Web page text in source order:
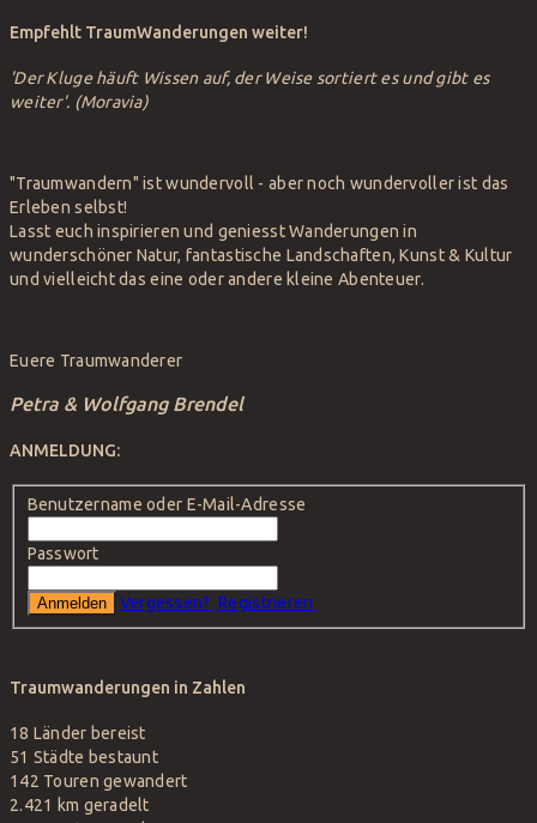
Empfehlt TraumWanderungen weiter!
'Der Kluge häuft Wissen auf, der Weise sortiert es und gibt es
weiter'. (Moravia)
"Traumwandern" ist wundervoll - aber noch wundervoller ist das
Erleben selbst!
Lasst euch inspirieren und geniesst Wanderungen in
wunderschöner Natur, fantastische Landschaften, Kunst & Kultur
und vielleicht das eine oder andere kleine Abenteuer.
Euere Traumwanderer
Petra & Wolfgang Brendel
ANMELDUNG:
Benutzername oder E-Mail-Adresse
Passwort
Vergessen? Registrieren
Traumwanderungen in Zahlen
18 Länder bereist
51 Städte bestaunt
142 Tourengewandert
2.421 km geradelt